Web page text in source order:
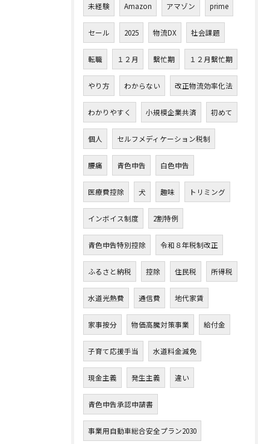
未経験 Amazon アマゾン prime
セール 2025 物流DX 社会課題
転職 １２月 繫忙期 １２月繫忙期
やり方 わからない 改正物流効率化法
わかりやすく 小規模企業共済 初めて
個人 セルフメディケーション税制
腰痛 青色申告 白色申告
医療費控除 犬 趣味 トリミング
インボイス制度 2割特例
青色申告特別控除 令和８年税制改正
ふるさと納税 控除 住民税 所得税
水道光熱費 通信費 地代家賃
家事按分 物価高騰対策事業 給付金
子育て応援手当 水道料金減免
現金主義 発生主義 違い
青色申告承認申請書
事業用自動車総合安全プラン2030